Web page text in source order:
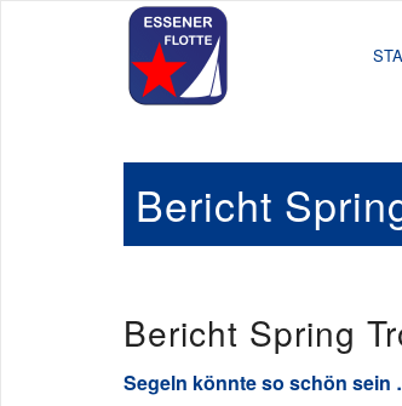
Bericht
Bericht Spring
Segeln könnte so schön